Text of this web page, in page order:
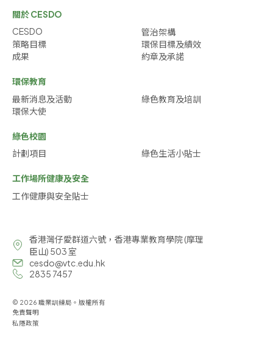
關於 CESDO
CESDO
管治架構
策略目標
環保目標及績效
成果
約章及承諾
環保教育
最新消息及活動
綠色教育及培訓
環保大使
綠色校園
計劃項目
綠色生活小貼士
工作場所健康及安全
工作健康與安全貼士
香港灣仔愛群道六號，香港專業教育學院 (摩理
臣山) 503 室
cesdo@vtc.edu.hk
2835 7457
© 2026 職業訓練局。版權所有
免責聲明
私隱政策